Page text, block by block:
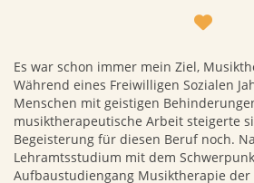
Es war schon immer mein Ziel,
Während eines Freiwilligen Sozialen
Menschen mit geistigen
musiktherapeutische Arbeit steigerte
Begeisterung für diesen Beruf noch.
Lehramtsstudium mit dem
Aufbaustudiengang Musiktherapie der